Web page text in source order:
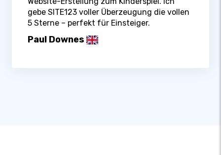
gebe SITE123 voller Überzeugung die vollen
5 Sterne – perfekt für Einsteiger.
Paul Downes